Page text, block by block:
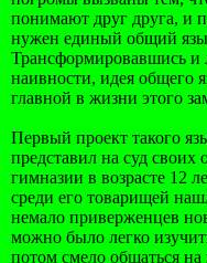
понимают друг друга, и
нужен единый общий
Трансформировавшись и
наивности, идея общего
главной в жизни этого
Первый проект такого
представил на суд
гимназии в возрасте 12
среди его товарищей
немало приверженцев
можно было легко
потом смело общаться